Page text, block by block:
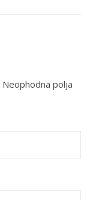
Neophodna polja